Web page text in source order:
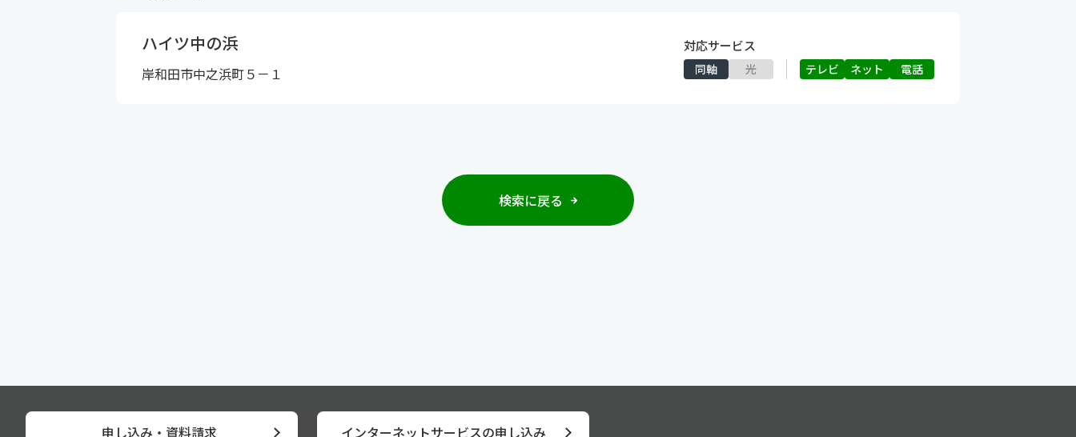
ハイツ中の浜
岸和田市中之浜町５－１
対応サービス
同軸 光 テレビ ネット 電話
検索に戻る
申し込み・資料請求 インターネットサービスの申し込み